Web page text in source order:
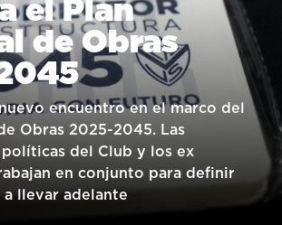
el Plan
de Obras
encuentro en el marco del
Obras 2025-2045. Las
del Club y los ex
en conjunto para definir
a llevar adelante